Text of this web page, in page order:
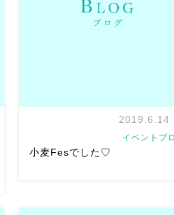
衣装の調整したり(●´艸｀)(´艸｀●)
2019.6.14
イベントブ
小麦Fesでした♡